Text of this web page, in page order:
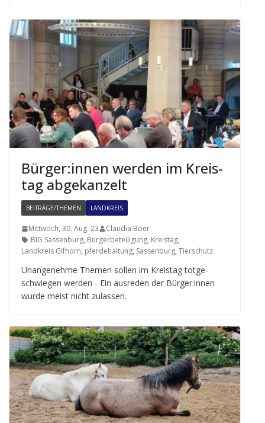
Bürger:innen wer­den im Kreis­
tag abgekanzelt
BEITRÄGE/THEMEN LANDKREIS
Mittwoch, 30. Aug. 23
Claudia Böer
BIG Sassenburg, Bürgerbeteiligung, Kreistag,
Landkreis Gifhorn, pferdehaltung, Sassenburg, Tierschutz
Unan­ge­nehme The­men sol­len im Kreis­tag tot­ge­
schwie­gen wer­den - Ein aus­re­den der Bürger:innen
wurde meist nicht zulassen.